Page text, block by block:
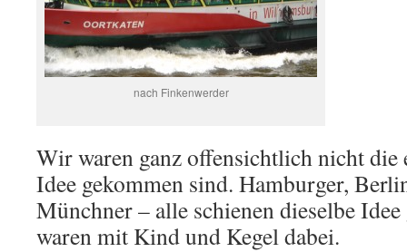
nach Finkenwerder
Wir waren ganz offensichtlich nicht die
Idee gekommen sind. Hamburger,
Münchner – alle schienen dieselbe
waren mit Kind und Kegel dabei.